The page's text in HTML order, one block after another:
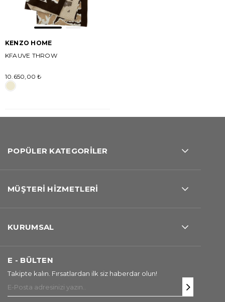
KENZO HOME
KFAUVE THROW
10.650,00 ₺
POPÜLER KATEGORİLER
MÜŞTERİ HİZMETLERİ
KURUMSAL
E - BÜLTEN
Takipte kalın. Fırsatlardan ilk siz haberdar olun!